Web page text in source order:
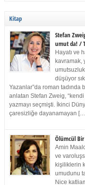
Kitap
Stefan
umut da! /
Hayatı ve
kavramak,
düşüyor
Yazanlar”da roman tadında
anlatan Stefan Zweig,
yazmayı seçmişti. İkinci
çaresizliğe dayanamayan
Ölümcül Bir
Amin
ve
kişiliklerin
umudunu
Nice